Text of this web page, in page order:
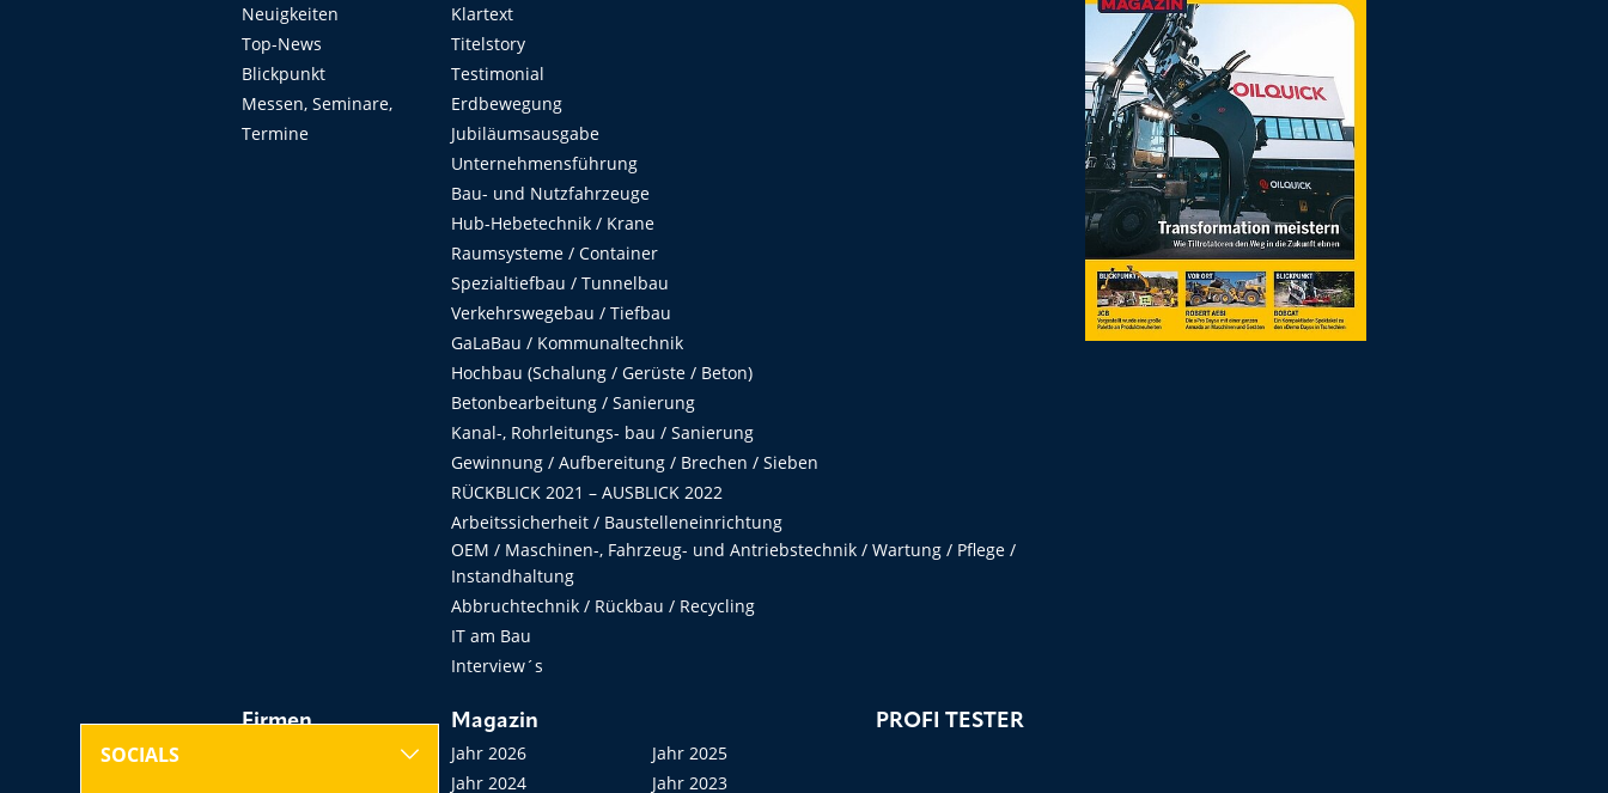
Neuigkeiten
Top-News
Blickpunkt
Messen, Seminare,
Termine
Klartext
Titelstory
Testimonial
Erdbewegung
Jubiläumsausgabe
Unternehmensführung
Bau- und Nutzfahrzeuge
Hub-Hebetechnik / Krane
Raumsysteme / Container
Spezialtiefbau / Tunnelbau
Verkehrswegebau / Tiefbau
GaLaBau / Kommunaltechnik
Hochbau (Schalung / Gerüste / Beton)
Betonbearbeitung / Sanierung
Kanal-, Rohrleitungs- bau / Sanierung
Gewinnung / Aufbereitung / Brechen / Sieben
RÜCKBLICK 2021 – AUSBLICK 2022
Arbeitssicherheit / Baustelleneinrichtung
OEM / Maschinen-, Fahrzeug- und Antriebstechnik / Wartung / Pflege /
Instandhaltung
Abbruchtechnik / Rückbau / Recycling
IT am Bau
Interview´s
Firmen Magazin
Jahr 2026
Jahr 2025
Jahr 2024
Jahr 2023
PROFI TESTER
SOCIALS